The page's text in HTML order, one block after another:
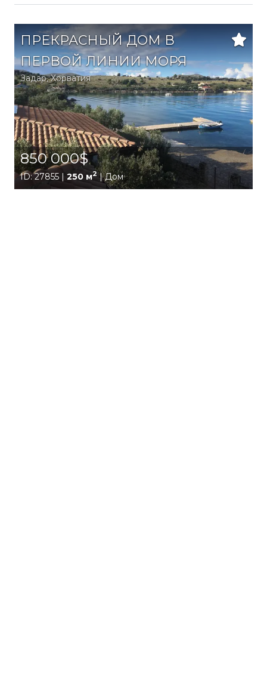
ПРЕКРАСНЫЙ ДОМ В
ПЕРВОЙ ЛИНИИ МОРЯ
Задар,Хорватия
850 000$
ID: 27855 | 250 м2| Дом